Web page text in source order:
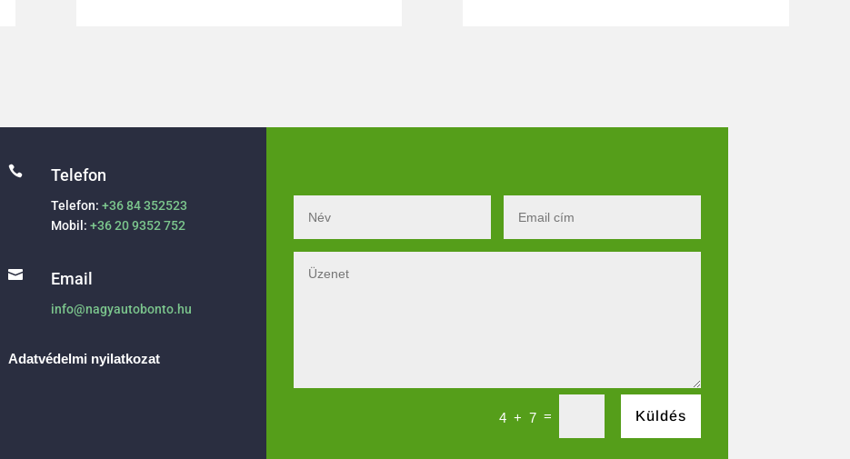
 Telefon
Telefon:+36 84 352523
Mobil:+36 20 9352 752
 Email
info@nagyautobonto.hu
Adatvédelmi nyilatkozat
4 + 7 = Küldés